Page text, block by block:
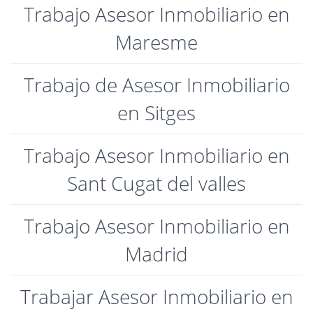
Trabajo Asesor Inmobiliario en
Maresme
Trabajo de Asesor Inmobiliario
en Sitges
Trabajo Asesor Inmobiliario en
Sant Cugat del valles
Trabajo Asesor Inmobiliario en
Madrid
Trabajar Asesor Inmobiliario en